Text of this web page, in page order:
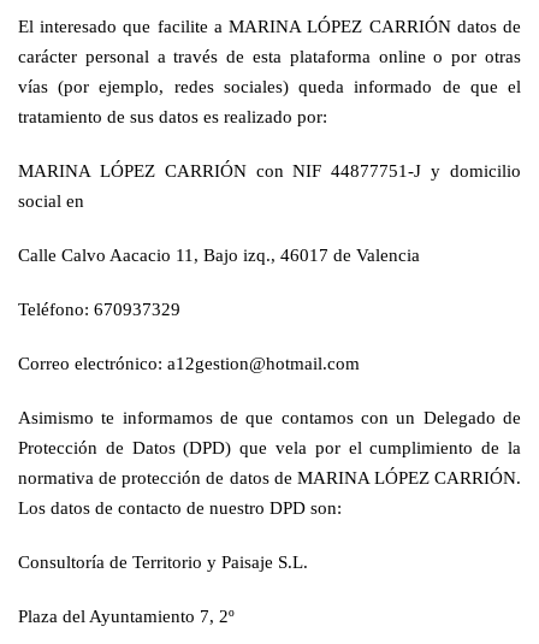
El interesado que facilite a MARINA LÓPEZ CARRIÓN datos de
carácter personal a través de esta plataforma online o por otras
vías (por ejemplo, redes sociales) queda informado de que el
tratamiento de sus datos es realizado por:
MARINA LÓPEZ CARRIÓN con NIF 44877751-J y domicilio
social en
Calle Calvo Aacacio 11, Bajo izq., 46017 de Valencia
Teléfono: 670937329
Correo electrónico: a12gestion@hotmail.com
Asimismo te informamos de que contamos con un Delegado de
Protección de Datos (DPD) que vela por el cumplimiento de la
normativa de protección de datos de MARINA LÓPEZ CARRIÓN.
Los datos de contacto de nuestro DPD son:
Consultoría de Territorio y Paisaje S.L.
Plaza del Ayuntamiento 7, 2º